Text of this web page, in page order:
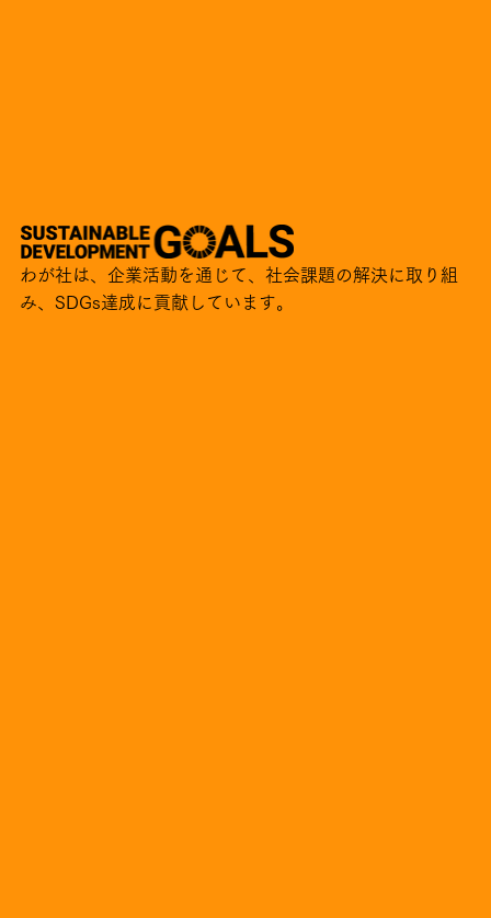
わが社は、企業活動を通じて、社会課題の解決に取り組
み、SDGs達成に貢献しています。